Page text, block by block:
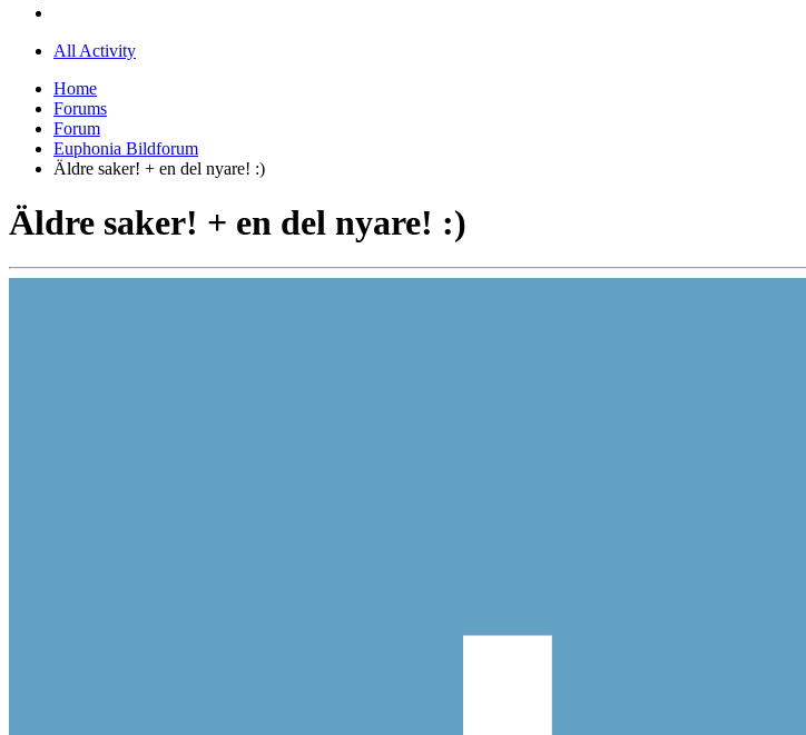
All Activity
Home
Forums
Forum
Euphonia Bildforum
Äldre saker! + en del nyare! :)
Äldre saker! + en del nyare! :)